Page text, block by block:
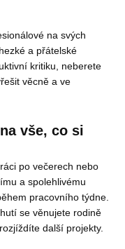
na svých
a přátelské
kritiku, neberete
věcně a ve
vše, co si
po večerech nebo
a spolehlivému
pracovního týdne.
se věnujete rodině
další projekty.